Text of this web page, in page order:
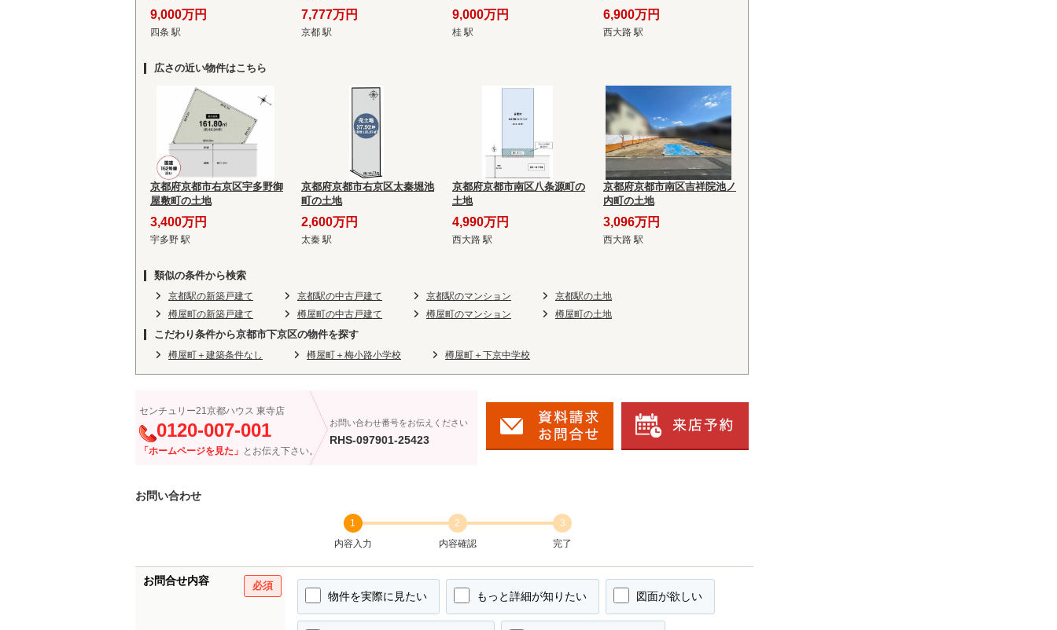
9,000万円
四条 駅
7,777万円
京都 駅
9,000万円
桂 駅
6,900万円
西大路 駅
広さの近い物件はこちら
京都府京都市右京区宇多野御
屋敷町の土地
3,400万円
宇多野 駅
京都府京都市右京区太秦堀池
町の土地
2,600万円
太秦 駅
京都府京都市南区八条源町の
土地
4,990万円
西大路 駅
京都府京都市南区吉祥院池ノ
内町の土地
3,096万円
西大路 駅
類似の条件から検索
京都駅の新築戸建て 京都駅の中古戸建て 京都駅のマンション
京都駅の土地
樽屋町の新築戸建て
樽屋町の中古戸建て 樽屋町のマンション 樽屋町の土地
こだわり条件から京都市下京区の物件を探す
樽屋町＋建築条件なし 樽屋町＋梅小路小学校 樽屋町＋下京中学校
センチュリー21京都ハウス 東寺店
0120-007-001
「ホームページを見た」 とお伝え下さい。
お問い合わせ番号をお伝えください
RHS-097901-25423
お問い合わせ
1
内容入力
2
内容確認
3
完了
お問合せ内容 必須
物件を実際に見たい もっと詳細が知りたい 図面が欲しい